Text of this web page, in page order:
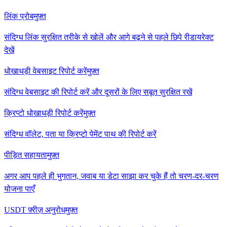
लिंक प्रोबमुफ़्त
संदिग्ध लिंक सुरक्षित तरीके से खोलें और आगे बढ़ने से पहले छिपे रीडायरेक्ट
देखें
धोखाधड़ी वेबसाइट रिपोर्ट करेंमुफ़्त
संदिग्ध वेबसाइट की रिपोर्ट करें और दूसरों के लिए सबूत सुरक्षित रखें
क्रिप्टो धोखाधड़ी रिपोर्ट करेंमुफ़्त
संदिग्ध वॉलेट, पता या क्रिप्टो पेमेंट पाथ की रिपोर्ट करें
पीड़ित सहायतामुफ़्त
अगर आप पहले ही भुगतान, जवाब या डेटा साझा कर चुके हैं तो चरण-दर-चरण
योजना पाएँ
USDT फ़्रीज़ अनुरोधमुफ़्त